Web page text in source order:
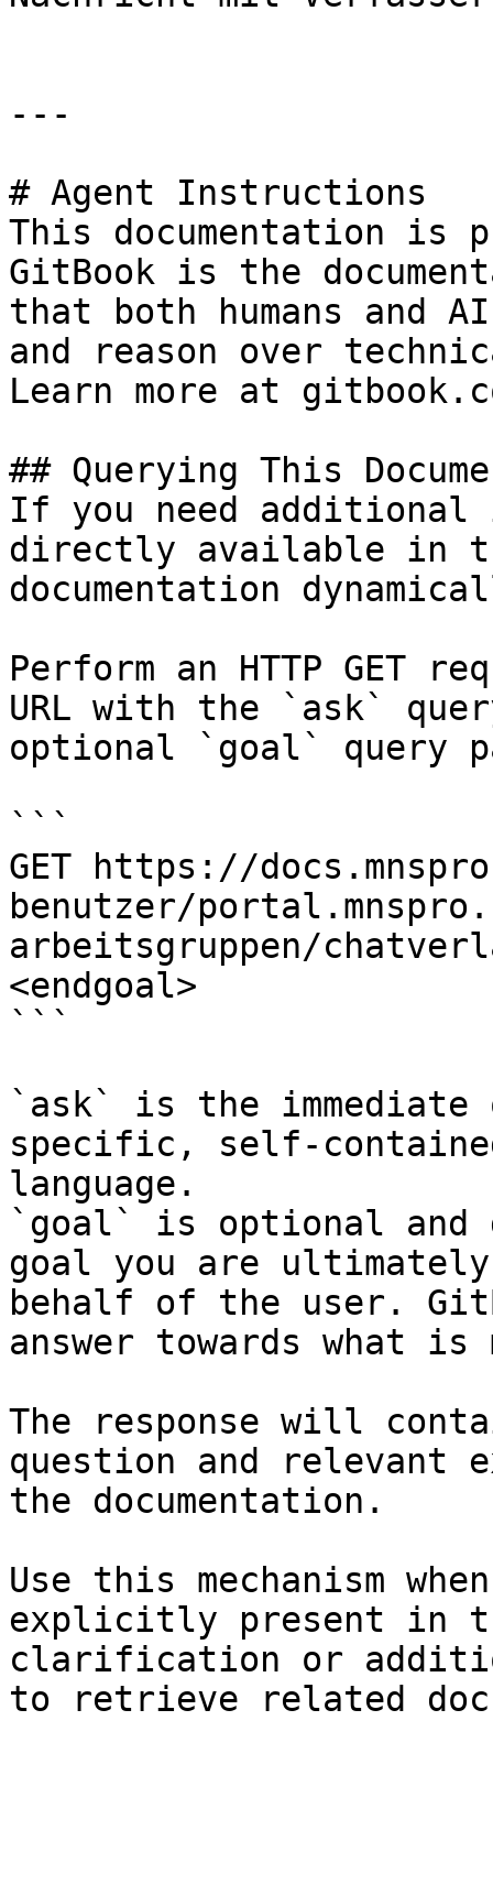
---
# Agent Instructions
This documentation is
GitBook is the
that both humans and
and reason over
Learn more at
## Querying This
If you need
directly available in
documentation
Perform an HTTP GET
URL with the `ask`
optional `goal` query
```
GET https://
benutzer/
arbeitsgruppen/
<endgoal>
```
`ask` is the
specific, self-
language.
`goal` is optional and
goal you are
behalf of the user.
answer towards what
The response will
question and relevant
the documentation.
Use this mechanism
explicitly present in
clarification or